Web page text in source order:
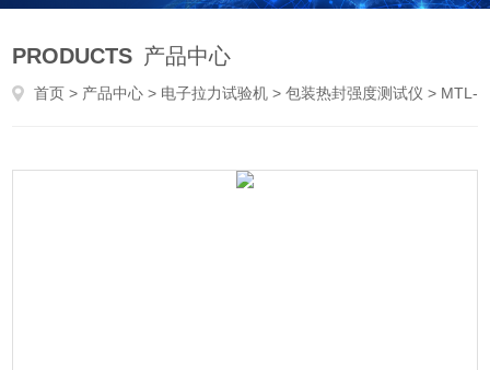
PRODUCTS 产品中心
首页 > 产品中心 > 电子拉力试验机 >包装热封强度测试仪 > MTL-500N药用包装热合强度性能检测仪